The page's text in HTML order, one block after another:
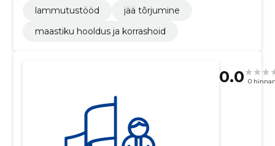
lammutustööd
jää tõrjumine
maastiku hooldus ja korrashoid
0.0 0